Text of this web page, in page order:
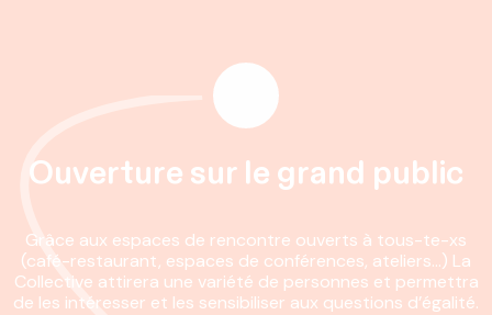
Ouverture sur le grand public
Grâce aux espaces de rencontre ouverts à tous-te-xs
(café-restaurant, espaces de conférences, ateliers…) La
Collective attirera une variété de personnes et permettra
de les intéresser et les sensibiliser aux questions d’égalité.